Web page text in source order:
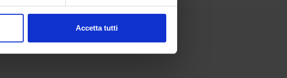
sui cookie.
con altre informazioni che hai fornito loro o
Accetta tutti